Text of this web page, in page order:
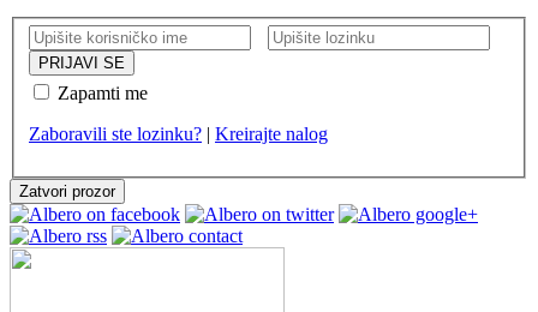
Zapamti me
Zaboravili ste lozinku? | Kreirajte nalog
Zatvori prozor